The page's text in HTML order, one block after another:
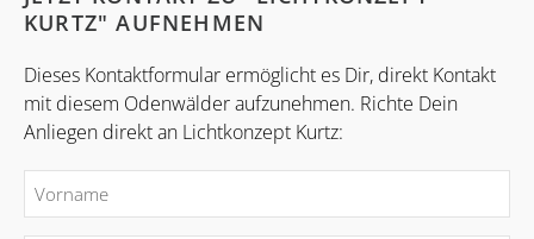
KURTZ" AUFNEHMEN
Dieses Kontaktformular ermöglicht es Dir, direkt Kontakt
mit diesem Odenwälder aufzunehmen. Richte Dein
Anliegen direkt an Lichtkonzept Kurtz: